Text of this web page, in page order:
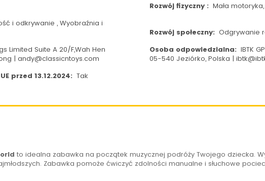
Rozwój fizyczny : Mała
i odkrywanie , Wyobraźnia i
Rozwój społeczny: Odgrywanie
Limited Suite A 20/F,Wah Hen
| andy@classicntoys.com
Osoba odpowiedzialna: IBTK
05-540 Jeziórko, Polska |
przed 13.12.2024: Tak
to idealna zabawka na początek muzycznej podróży Twojego dziecka.
Zabawka pomoże ćwiczyć zdolności manualne i słuchowe